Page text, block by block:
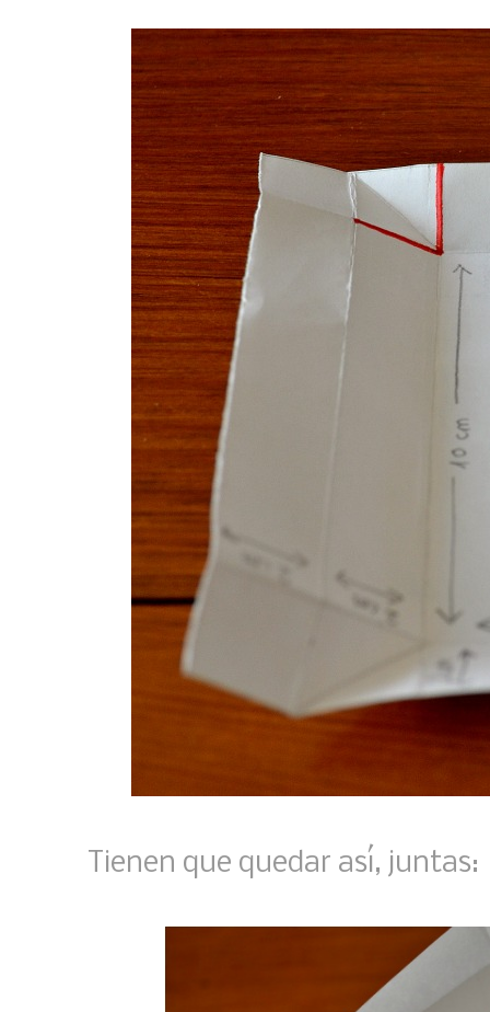
Tienen que quedar así, juntas: